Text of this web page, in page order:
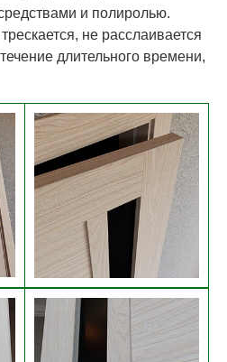
и полиролью.
не расслаивается
длительного времени,